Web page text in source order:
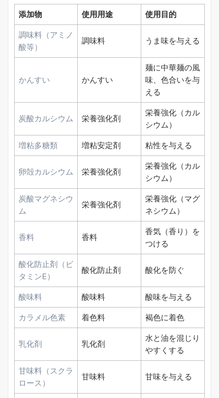
添加物 使用用途 使用目的
調味料（アミノ
酸等）
調味料 うま味を与える
かんすい かんすい
麺に中華麺の風
味、色合いを与
える
炭酸カルシウム 栄養強化剤
栄養強化（カル
シウム）
増粘多糖類 増粘安定剤 粘性を与える
卵殻カルシウム 栄養強化剤
栄養強化（カル
シウム）
炭酸マグネシウ
ム
栄養強化剤
栄養強化（マグ
ネシウム）
香料 香料
香気（香り）を
つける
酸化防止剤（ビ
タミンE）
酸化防止剤 酸化を防ぐ
酸味料 酸味料 酸味を与える
カラメル色素 着色料 褐色に着色
乳化剤 乳化剤
水と油を混じり
やすくする
甘味料（スクラ
ロース）
甘味料 甘味を与える